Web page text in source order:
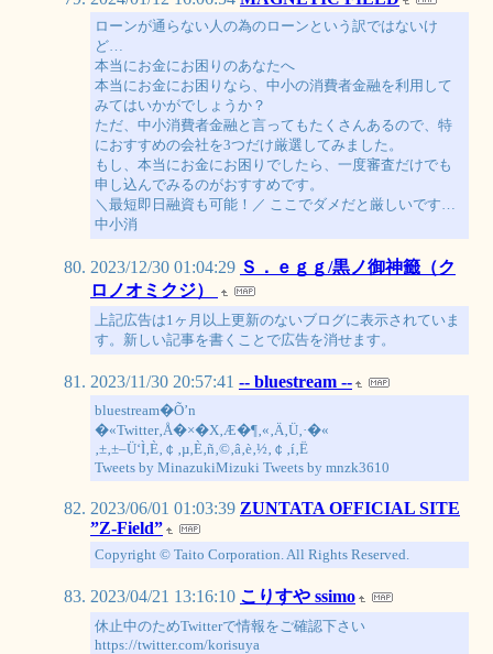
ローンが通らない人の為のローンという訳ではないけ
ど…
本当にお金にお困りのあなたへ
本当にお金にお困りなら、中小の消費者金融を利用して
みてはいかがでしょうか？
ただ、中小消費者金融と言ってもたくさんあるので、特
におすすめの会社を3つだけ厳選してみました。
もし、本当にお金にお困りでしたら、一度審査だけでも
申し込んでみるのがおすすめです。
＼最短即日融資も可能！／ ここでダメだと厳しいです…
中小消
2023/12/30 01:04:29 Ｓ．ｅｇｇ/黒ノ御神籤（ク
ロノオミクジ）
上記広告は1ヶ月以上更新のないブログに表示されていま
す。新しい記事を書くことで広告を消せます。
2023/11/30 20:57:41 -- bluestream --
bluestream�Õ’n
�«Twitter‚Å�×�X‚Æ�¶‚«‚Ä‚Ü‚·�«
‚±‚±–Ü‘Ì‚È‚￠‚µ‚È‚ñ‚©‚â‚è‚½‚￠‚í‚Ë
Tweets by MinazukiMizuki Tweets by mnzk3610
2023/06/01 01:03:39 ZUNTATA OFFICIAL SITE
”Z-Field”
Copyright © Taito Corporation. All Rights Reserved.
2023/04/21 13:16:10 こりすや ssimo
休止中のためTwitterで情報をご確認下さい
https://twitter.com/korisuya